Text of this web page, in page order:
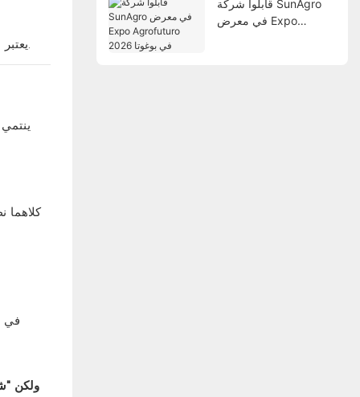
كلاهما
في
قابلوا شركة SunAgro
في معرض Expo